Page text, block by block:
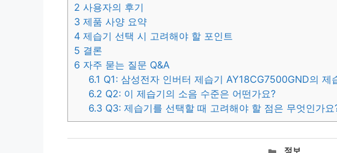
2 사용자의 후기
3 제품 사양 요약
4 제습기 선택 시 고려해야 할 포인트
5 결론
6 자주 묻는 질문 Q&A
6.1 Q1: 삼성전자 인버터 제습기 AY18CG7500GND의 제
6.2 Q2: 이 제습기의 소음 수준은 어떤가요?
6.3 Q3: 제습기를 선택할 때 고려해야 할 점은 무엇인가요
카정보